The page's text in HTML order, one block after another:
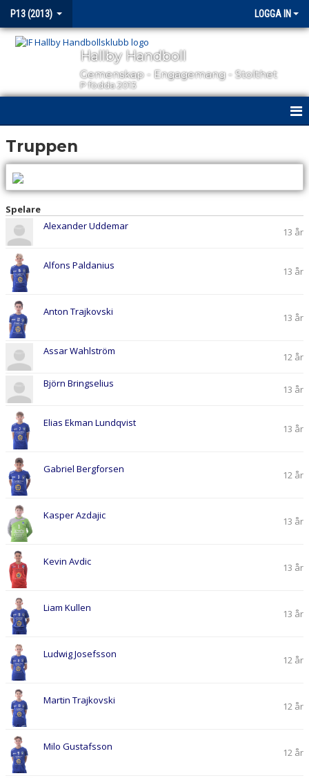
P13 (2013) LOGGA IN
Hallby Handboll
Gemenskap - Engagemang - Stolthet
P födda 2013
HEM
NYHETER
KALENDER
MATCHER
TRUPPEN
BILDGALLERI
DOKUMENT
KONTAKT
Truppen
Spelare
Alexander Uddemar
13 år
Alfons Paldanius 13 år
Anton Trajkovski 13 år
Assar Wahlström 12 år
Björn Bringselius 13 år
Elias Ekman Lundqvist 13 år
Gabriel Bergforsen 12 år
Kasper Azdajic 13 år
Kevin Avdic 13 år
Liam Kullen 13 år
Ludwig Josefsson 12 år
Martin Trajkovski 12 år
Milo Gustafsson 12 år